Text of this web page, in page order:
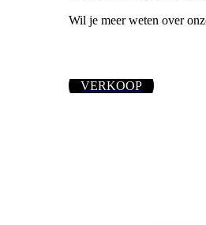
Wil je meer weten over
VERKOOP